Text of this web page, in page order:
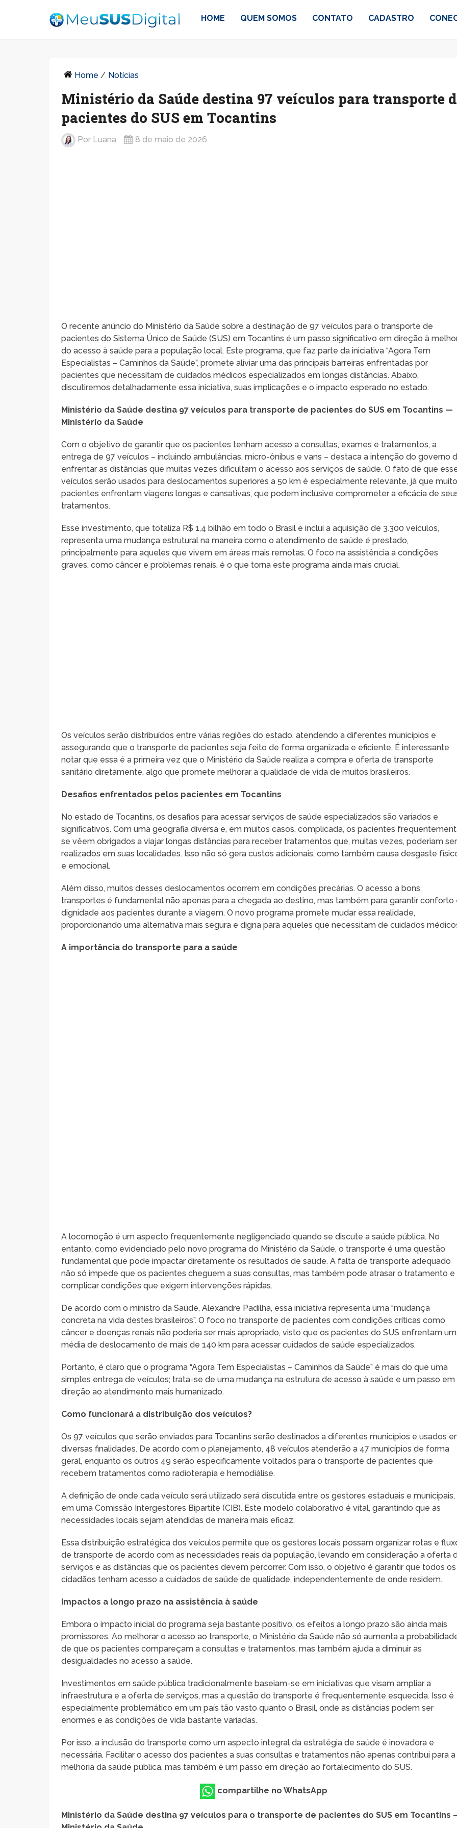
HOME QUEM SOMOS CONTATO CADASTRO
Home / Notícias
Ministério da Saúde destina 97 veículos para transporte
pacientes do SUS em Tocantins
Por Luana 8 de maio de 2026
O recente anúncio do Ministério da Saúde sobre a destinação de 97 veículos para o transporte de
pacientes do Sistema Único de Saúde (SUS) em Tocantins é um passo significativo em direção à
do acesso à saúde para a população local. Este programa, que faz parte da iniciativa “Agora Tem
Especialistas – Caminhos da Saúde”, promete aliviar uma das principais barreiras enfrentadas por
pacientes que necessitam de cuidados médicos especializados em longas distâncias. Abaixo,
discutiremos detalhadamente essa iniciativa, suas implicações e o impacto esperado no estado.
Ministério da Saúde destina 97 veículos para transporte de pacientes do SUS em Tocantins —
Ministério da Saúde
Com o objetivo de garantir que os pacientes tenham acesso a consultas, exames e tratamentos, a
entrega de 97 veículos – incluindo ambulâncias, micro-ônibus e vans – destaca a intenção do governo
enfrentar as distâncias que muitas vezes dificultam o acesso aos serviços de saúde. O fato de que
veículos serão usados para deslocamentos superiores a 50 km é especialmente relevante, já que
pacientes enfrentam viagens longas e cansativas, que podem inclusive comprometer a eficácia de
tratamentos.
Esse investimento, que totaliza R$ 1,4 bilhão em todo o Brasil e inclui a aquisição de 3.300 veículos,
representa uma mudança estrutural na maneira como o atendimento de saúde é prestado,
principalmente para aqueles que vivem em áreas mais remotas. O foco na assistência a condições
graves, como câncer e problemas renais, é o que torna este programa ainda mais crucial.
Os veículos serão distribuídos entre várias regiões do estado, atendendo a diferentes municípios e
assegurando que o transporte de pacientes seja feito de forma organizada e eficiente. É interessante
notar que essa é a primeira vez que o Ministério da Saúde realiza a compra e oferta de transporte
sanitário diretamente, algo que promete melhorar a qualidade de vida de muitos brasileiros.
Desafios enfrentados pelos pacientes em Tocantins
No estado de Tocantins, os desafios para acessar serviços de saúde especializados são variados e
significativos. Com uma geografia diversa e, em muitos casos, complicada, os pacientes
se vêem obrigados a viajar longas distâncias para receber tratamentos que, muitas vezes, poderiam ser
realizados em suas localidades. Isso não só gera custos adicionais, como também causa desgaste
e emocional.
Além disso, muitos desses deslocamentos ocorrem em condições precárias. O acesso a bons
transportes é fundamental não apenas para a chegada ao destino, mas também para garantir conforto
dignidade aos pacientes durante a viagem. O novo programa promete mudar essa realidade,
proporcionando uma alternativa mais segura e digna para aqueles que necessitam de cuidados
A importância do transporte para a saúde
A locomoção é um aspecto frequentemente negligenciado quando se discute a saúde pública. No
entanto, como evidenciado pelo novo programa do Ministério da Saúde, o transporte é uma questão
fundamental que pode impactar diretamente os resultados de saúde. A falta de transporte adequado
não só impede que os pacientes cheguem a suas consultas, mas também pode atrasar o tratamento e
complicar condições que exigem intervenções rápidas.
De acordo com o ministro da Saúde, Alexandre Padilha, essa iniciativa representa uma “mudança
concreta na vida destes brasileiros”. O foco no transporte de pacientes com condições críticas como
câncer e doenças renais não poderia ser mais apropriado, visto que os pacientes do SUS enfrentam
média de deslocamento de mais de 140 km para acessar cuidados de saúde especializados.
Portanto, é claro que o programa “Agora Tem Especialistas – Caminhos da Saúde” é mais do que uma
simples entrega de veículos; trata-se de uma mudança na estrutura de acesso à saúde e um passo em
direção ao atendimento mais humanizado.
Como funcionará a distribuição dos veículos?
Os 97 veículos que serão enviados para Tocantins serão destinados a diferentes municípios e usados
diversas finalidades. De acordo com o planejamento, 48 veículos atenderão a 47 municípios de forma
geral, enquanto os outros 49 serão especificamente voltados para o transporte de pacientes que
recebem tratamentos como radioterapia e hemodiálise.
A definição de onde cada veículo será utilizado será discutida entre os gestores estaduais e municipais,
em uma Comissão Intergestores Bipartite (CIB). Este modelo colaborativo é vital, garantindo que as
necessidades locais sejam atendidas de maneira mais eficaz.
Essa distribuição estratégica dos veículos permite que os gestores locais possam organizar rotas e
de transporte de acordo com as necessidades reais da população, levando em consideração a oferta
serviços e as distâncias que os pacientes devem percorrer. Com isso, o objetivo é garantir que todos os
cidadãos tenham acesso a cuidados de saúde de qualidade, independentemente de onde residem.
Impactos a longo prazo na assistência à saúde
Embora o impacto inicial do programa seja bastante positivo, os efeitos a longo prazo são ainda mais
promissores. Ao melhorar o acesso ao transporte, o Ministério da Saúde não só aumenta a
de que os pacientes compareçam a consultas e tratamentos, mas também ajuda a diminuir as
desigualdades no acesso à saúde.
Investimentos em saúde pública tradicionalmente baseiam-se em iniciativas que visam ampliar a
infraestrutura e a oferta de serviços, mas a questão do transporte é frequentemente esquecida. Isso é
especialmente problemático em um país tão vasto quanto o Brasil, onde as distâncias podem ser
enormes e as condições de vida bastante variadas.
Por isso, a inclusão do transporte como um aspecto integral da estratégia de saúde é inovadora e
necessária. Facilitar o acesso dos pacientes a suas consultas e tratamentos não apenas contribui para a
melhoria da saúde pública, mas também é um passo em direção ao fortalecimento do SUS.
compartilhe no WhatsApp
Ministério da Saúde destina 97 veículos para o transporte de pacientes do SUS em Tocantins